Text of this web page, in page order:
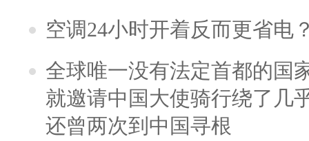
空调24小时开着反而更省电
全球唯一没有法定首都的国
就邀请中国大使骑行绕了几
还曾两次到中国寻根